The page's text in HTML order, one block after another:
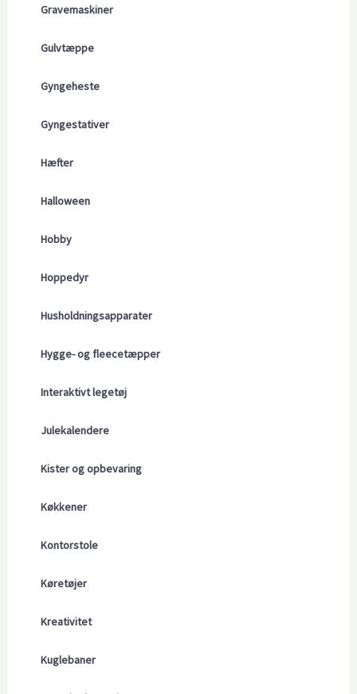
Gravemaskiner
Gulvtæppe
Gyngeheste
Gyngestativer
Hæfter
Halloween
Hobby
Hoppedyr
Husholdningsapparater
Hygge- og fleecetæpper
Interaktivt legetøj
Julekalendere
Kister og opbevaring
Køkkener
Kontorstole
Køretøjer
Kreativitet
Kuglebaner